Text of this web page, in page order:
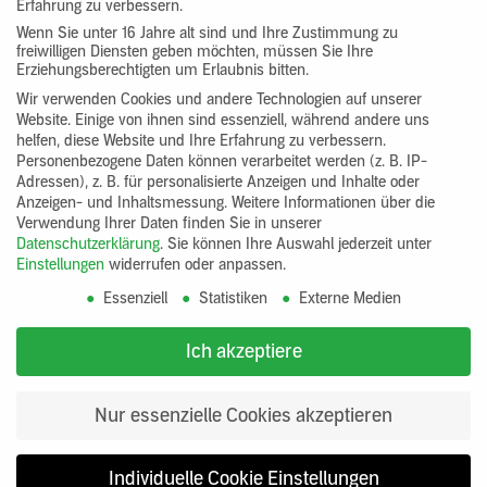
Edelstahlputzträgergewebe Eichenstaken
Erfahrung zu verbessern.
Wenn Sie unter 16 Jahre alt sind und Ihre Zustimmung zu
freiwilligen Diensten geben möchten, müssen Sie Ihre
Erziehungsberechtigten um Erlaubnis bitten.
Wir verwenden Cookies und andere Technologien auf unserer
Website. Einige von ihnen sind essenziell, während andere uns
helfen, diese Website und Ihre Erfahrung zu verbessern.
Personenbezogene Daten können verarbeitet werden (z. B. IP-
Adressen), z. B. für personalisierte Anzeigen und Inhalte oder
Anzeigen- und Inhaltsmessung. Weitere Informationen über die
Verwendung Ihrer Daten finden Sie in unserer
Datenschutzerklärung. Sie können Ihre Auswahl jederzeit unter
Einstellungen widerrufen oder anpassen.
Essenziell
Statistiken Externe Medien
Ich akzeptiere
Nur essenzielle Cookies akzeptieren
Individuelle Cookie Einstellungen